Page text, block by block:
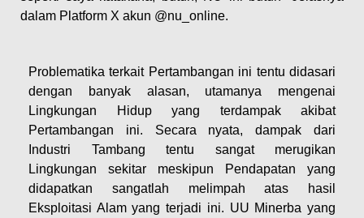
dalam Platform X akun @nu_online.
Problematika terkait Pertambangan ini tentu didasari
dengan banyak alasan, utamanya mengenai
Lingkungan Hidup yang terdampak akibat
Pertambangan ini. Secara nyata, dampak dari
Industri Tambang tentu sangat merugikan
Lingkungan sekitar meskipun Pendapatan yang
didapatkan sangatlah melimpah atas hasil
Eksploitasi Alam yang terjadi ini. UU Minerba yang